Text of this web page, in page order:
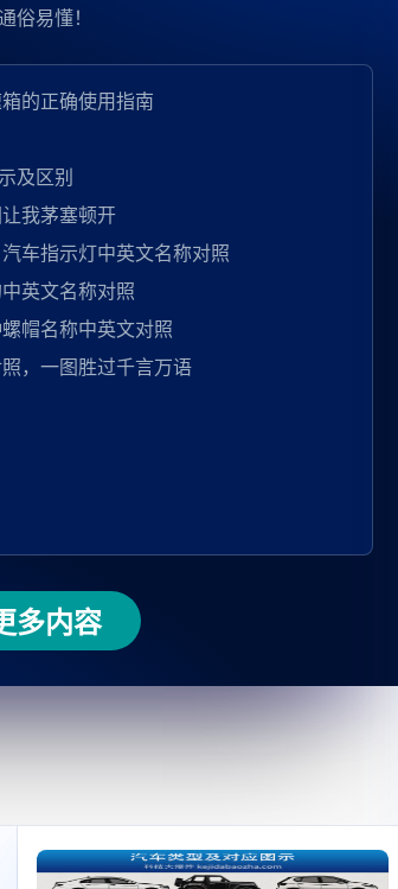
俗易懂！
的正确使用指南
及区别
我茅塞顿开
车指示灯中英文名称对照
英文名称对照
帽名称中英文对照
，一图胜过千言万语
多内容